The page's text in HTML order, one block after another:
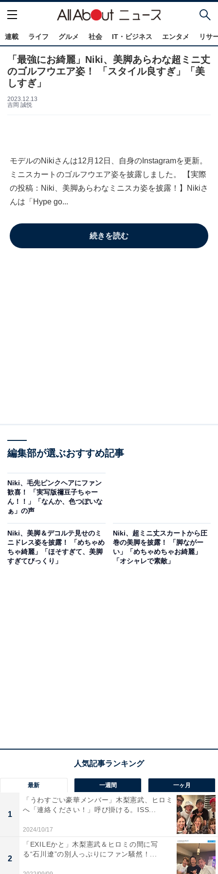
連載 ライフ グルメ 社会 IT・ビジネス エンタメ リサ
「最強にお綺麗」Niki、美脚あらわな超ミニ丈
のゴルフウエア姿！ 「スタイル良すぎ」「美
しすぎ」
2023.12.13
吉岡 誠悦
モデルのNikiさんは12月12日、自身のInstagramを更新。
ミニスカートのゴルフウエア姿を披露しました。 【実際
の投稿：Niki、美脚あらわなミニスカ姿を披露！】Nikiさ
んは「Hype go...
続きを読む
編集部が選ぶおすすめ記事
Niki、毛先ピンクヘアにファン
歓喜！ 「実写版禰豆子ちゃー
ん！！」「なんか、色つぽいな
ぁ」の声
Niki、美脚＆デコルテ見せのミ
ニドレス姿を披露！ 「めちゃめ
ちゃ綺麗」「ほそすぎて、美脚
すぎてびっくり」
Niki、超ミニ丈スカートから圧
巻の美脚を披露！ 「脚ながー
い」「めちゃめちゃお綺麗」
「オシャレで素敵」
最新 一週間 一ヶ月
1
「うわすごい豪華メンバー」木梨憲武、ヒロミ
へ「連絡ください！」呼び掛ける。ISS...
2024/10/17
2
「EXILEかと」木梨憲武＆ヒロミの間に写
る“石川遼”の別人っぷりにファン騒然！...